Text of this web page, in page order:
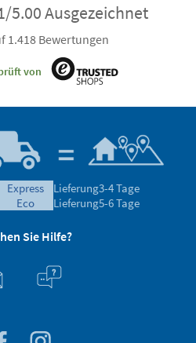
5.00 Ausgezeichnet
1.418 Bewertungen
von
express
eco
Lieferung3-4 Tage
Lieferung5-6 Tage
Sie Hilfe?